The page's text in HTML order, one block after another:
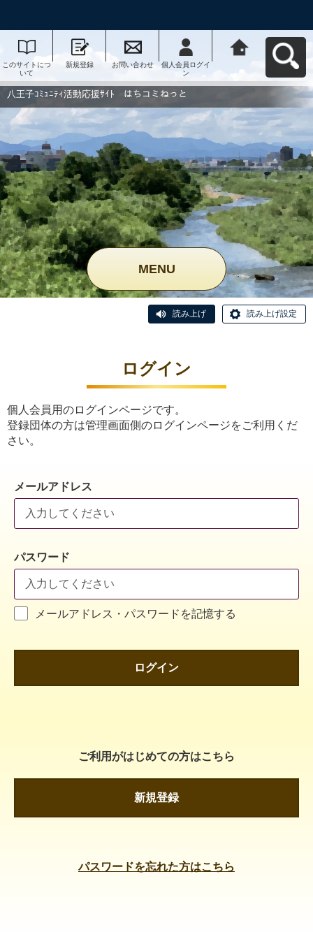
このサイトにつ
いて
新規登録 お問い合わせ
個人会員ログイ
ン
動応援ｻｲﾄ はち
コミねっとへ戻
八王子ｺﾐｭﾆﾃｨ活動応援ｻｲﾄ はちコミねっと
MENU
読み上げ 読み上げ設定
ログイン
個人会員用のログインページです。
登録団体の方は管理画面側のログインページをご利用くだ
さい。
メールアドレス
パスワード
メールアドレス・パスワードを記憶する
ログイン
ご利用がはじめての方はこちら
新規登録
パスワードを忘れた方はこちら